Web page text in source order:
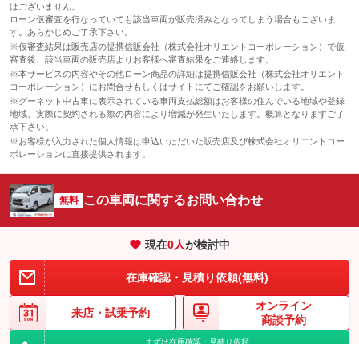
はございません。
ローン仮審査を行なっていても該当車両が販売済みとなってしまう場合もございま
す。あらかじめご了承下さい。
※仮審査結果は販売店の提携信販会社（株式会社オリエントコーポレーション）で仮
審査後、該当車両の販売店よりお客様へ審査結果をご連絡します。
※本サービスの内容やその他ローン商品の詳細は提携信販会社（株式会社オリエント
コーポレーション）にお問合せもしくはサイトにてご確認をお願いします。
※グーネット中古車に表示されている車両支払総額はお客様の住んでいる地域や登録
地域、実際に契約される際の内容により増減が発生いたします。概算となりますご了
承下さい。
※お客様が入力された個人情報は申込いただいた販売店及び株式会社オリエントコー
ポレーションに直接提供されます。
無料 この車両に関するお問い合わせ
現在0人が検討中
在庫確認・見積り依頼(無料)
来店・ 試乗予約
オンライン
商談予約
まずは在庫確認・見積り依頼